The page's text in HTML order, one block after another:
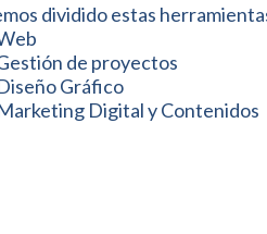
dividido estas
de proyectos
Gráfico
Digital y Contenidos